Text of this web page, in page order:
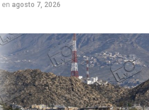
en agosto 7, 2026